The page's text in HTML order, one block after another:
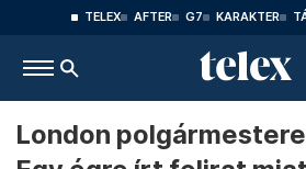
TELEX AFTER G7 KARAKTER
London